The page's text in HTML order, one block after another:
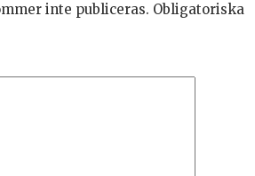
inte publiceras. Obligatoriska